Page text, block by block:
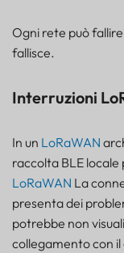
Ogni rete può
fallisce.
Interruzioni
In un LoRaWAN
raccolta BLE
LoRaWAN La
presenta dei
potrebbe non
collegamento con